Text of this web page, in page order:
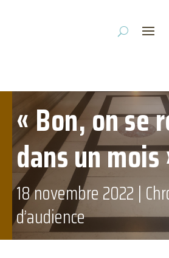
« Bon, on se
dans un mois
18 novembre 2022 |
d’audience